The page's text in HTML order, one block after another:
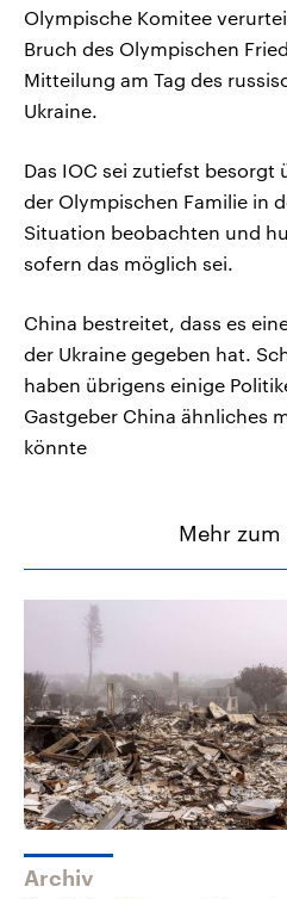
Olympische Komitee
Bruch des Olympischen
Mitteilung am Tag des
Ukraine.
Das IOC sei zutiefst besorgt
der Olympischen Familie in
Situation beobachten und
sofern das möglich sei.
China bestreitet, dass es
der Ukraine gegeben hat.
haben übrigens einige
Gastgeber China ähnliches
könnte
Mehr zum
Archiv